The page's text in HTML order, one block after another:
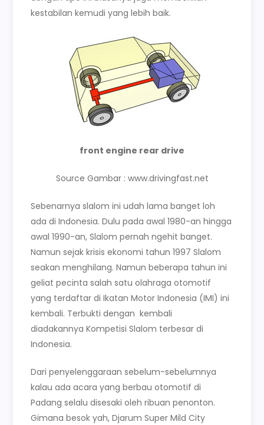
kestabilan kemudi yang lebih baik.
front engine rear drive
Source Gambar : www.drivingfast.net
Sebenarnya slalom ini udah lama banget loh
ada di Indonesia. Dulu pada awal 1980-an hingga
awal 1990-an, Slalom pernah ngehit banget.
Namun sejak krisis ekonomi tahun 1997 Slalom
seakan menghilang. Namun beberapa tahun ini
geliat pecinta salah satu olahraga otomotif
yang terdaftar di Ikatan Motor Indonesia (IMI) ini
kembali. Terbukti dengan kembali
diadakannya Kompetisi Slalom terbesar di
Indonesia.
Dari penyelenggaraan sebelum-sebelumnya
kalau ada acara yang berbau otomotif di
Padang selalu disesaki oleh ribuan penonton.
Gimana besok yah, Djarum Super Mild City